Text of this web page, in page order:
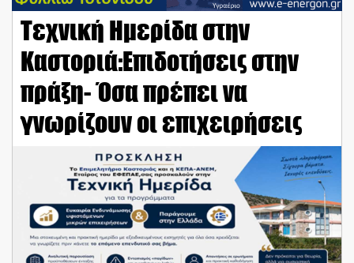
Τεχνική Ημερίδα στην
Καστοριά:Επιδοτήσεις στην
πράξη- Όσα πρέπει να
γνωρίζουν οι επιχειρήσεις